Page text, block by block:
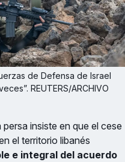
de Defensa de Israel
REUTERS/ARCHIVO
insiste en que el cese
el territorio libanés
e integral del acuerdo